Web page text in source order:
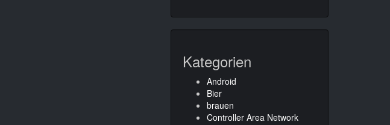
Kategorien
Android
Bier
brauen
Controller Area Network